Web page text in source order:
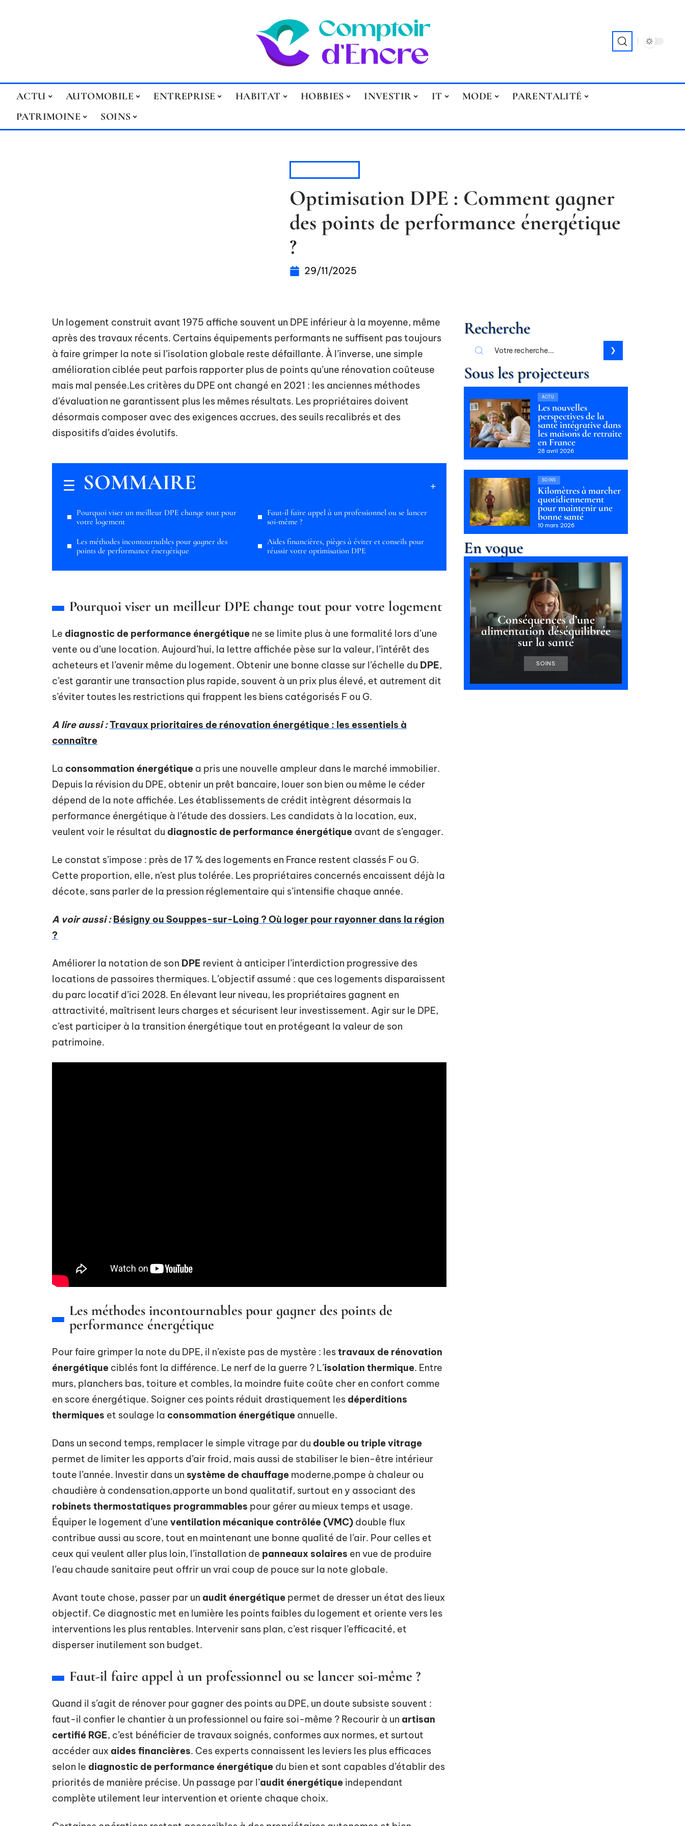
ACTU AUTOMOBILE ENTREPRISE HABITAT HOBBIES INVESTIR IT MODE
PARENTALITÉ
PATRIMOINE
SOINS
Optimisation DPE : Comment gagner
des points de performance énergétique
?
29/11/2025
Un logement construit avant 1975 affiche souvent un DPE inférieur à la moyenne, même
après des travaux récents. Certains équipements performants ne suffisent pas toujours
à faire grimper la note si l’isolation globale reste défaillante. À l’inverse, une simple
amélioration ciblée peut parfois rapporter plus de points qu’une rénovation coûteuse
mais mal pensée.Les critères du DPE ont changé en 2021 : les anciennes méthodes
d’évaluation ne garantissent plus les mêmes résultats. Les propriétaires doivent
désormais composer avec des exigences accrues, des seuils recalibrés et des
dispositifs d’aides évolutifs.
SOMMAIRE
Pourquoi viser un meilleur DPE change tout pour
votre logement
Les méthodes incontournables pour gagner des
points de performance énergétique
Faut-il faire appel à un professionnel ou se lancer
soi-même ?
Aides financières, pièges à éviter et conseils pour
réussir votre optimisation DPE
Pourquoi viser un meilleur DPE change tout pour votre logement
Le diagnostic de performance énergétique ne se limite plus à une formalité lors d’une
vente ou d’une location. Aujourd’hui, la lettre affichée pèse sur la valeur, l’intérêt des
acheteurs et l’avenir même du logement. Obtenir une bonne classe sur l’échelle du DPE,
c’est garantir une transaction plus rapide, souvent à un prix plus élevé, et autrement dit
s’éviter toutes les restrictions qui frappent les biens catégorisés F ou G.
A lire aussi :Travaux prioritaires de rénovation énergétique : les essentiels à
connaître
La consommation énergétique a pris une nouvelle ampleur dans le marché immobilier.
Depuis la révision du DPE, obtenir un prêt bancaire, louer son bien ou même le céder
dépend de la note affichée. Les établissements de crédit intègrent désormais la
performance énergétique à l’étude des dossiers. Les candidats à la location, eux,
veulent voir le résultat du diagnostic de performance énergétique avant de s’engager.
Le constat s’impose : près de 17 % des logements en France restent classés F ou G.
Cette proportion, elle, n’est plus tolérée. Les propriétaires concernés encaissent déjà la
décote, sans parler de la pression réglementaire qui s’intensifie chaque année.
A voir aussi : Bésigny ou Souppes-sur-Loing ? Où loger pour rayonner dans la région
?
Améliorer la notation de son DPE revient à anticiper l’interdiction progressive des
locations de passoires thermiques. L’objectif assumé : que ces logements disparaissent
du parc locatif d’ici 2028. En élevant leur niveau, les propriétaires gagnent en
attractivité, maîtrisent leurs charges et sécurisent leur investissement. Agir sur le DPE,
c’est participer à la transition énergétique tout en protégeant la valeur de son
patrimoine.
Les méthodes incontournables pour gagner des points de
performance énergétique
Pour faire grimper la note du DPE, il n’existe pas de mystère : lestravaux de rénovation
énergétique ciblés font la différence. Le nerf de la guerre ? L’isolation thermique. Entre
murs, planchers bas, toiture et combles, la moindre fuite coûte cher en confort comme
en score énergétique. Soigner ces points réduit drastiquement les déperditions
thermiques et soulage la consommation énergétique annuelle.
Dans un second temps, remplacer le simple vitrage par du double ou triple vitrage
permet de limiter les apports d’air froid, mais aussi de stabiliser le bien-être intérieur
toute l’année. Investir dans un système de chauffage moderne,pompe à chaleur ou
chaudière à condensation,apporte un bond qualitatif, surtout en y associant des
robinets thermostatiques programmables pour gérer au mieux temps et usage.
Équiper le logement d’une ventilation mécanique contrôlée (VMC) double flux
contribue aussi au score, tout en maintenant une bonne qualité de l’air. Pour celles et
ceux qui veulent aller plus loin, l’installation de panneaux solaires en vue de produire
l’eau chaude sanitaire peut offrir un vrai coup de pouce sur la note globale.
Avant toute chose, passer par un audit énergétique permet de dresser un état des lieux
objectif. Ce diagnostic met en lumière les points faibles du logement et oriente vers les
interventions les plus rentables. Intervenir sans plan, c’est risquer l’efficacité, et
disperser inutilement son budget.
Faut-il faire appel à un professionnel ou se lancer soi-même ?
Quand il s’agit de rénover pour gagner des points au DPE, un doute subsiste souvent :
faut-il confier le chantier à un professionnel ou faire soi-même ? Recourir à un artisan
certifié RGE, c’est bénéficier de travaux soignés, conformes aux normes, et surtout
accéder aux aides financières. Ces experts connaissent les leviers les plus efficaces
selon le diagnostic de performance énergétique du bien et sont capables d’établir des
priorités de manière précise. Un passage par l’audit énergétique independant
complète utilement leur intervention et oriente chaque choix.
Recherche
Sous les projecteurs
ACTU
Les nouvelles
perspectives de la
santé intégrative dans
les maisons de retraite
en France
28 avril 2026
SOINS
Kilomètres à marcher
quotidiennement
pour maintenir une
bonne santé
10 mars 2026
En vogue
Conséquences d’une
alimentation déséquilibrée
sur la santé
SOINS